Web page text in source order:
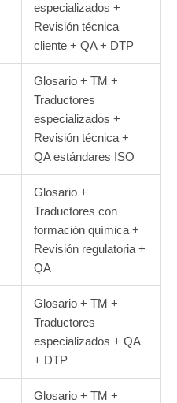
especializados +
Revisión técnica
cliente + QA + DTP
Glosario + TM +
Traductores
especializados +
Revisión técnica +
QA estándares ISO
Glosario +
Traductores con
formación química +
Revisión regulatoria +
QA
Glosario + TM +
Traductores
especializados + QA
+ DTP
Glosario + TM +